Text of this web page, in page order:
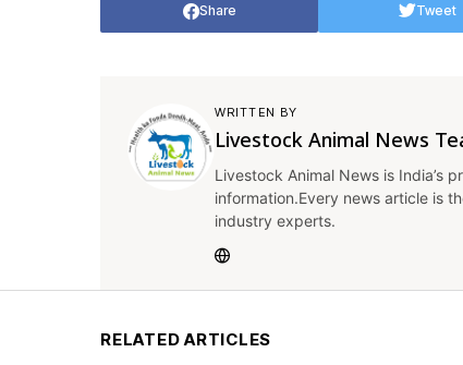
Share Tweet
WRITTEN BY
Livestock Animal News
Livestock Animal News is India’s
information.Every news article is
industry experts.
RELATED ARTICLES